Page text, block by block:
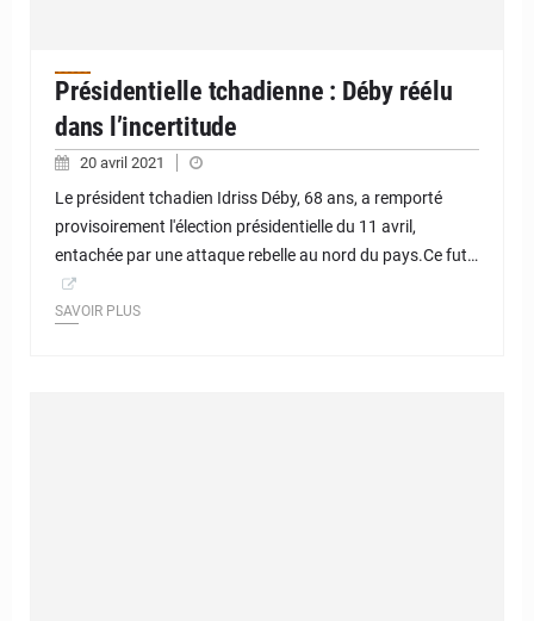
Présidentielle tchadienne : Déby réélu
dans l’incertitude
20 avril 2021
Le président tchadien Idriss Déby, 68 ans, a remporté
provisoirement l'élection présidentielle du 11 avril,
entachée par une attaque rebelle au nord du pays.Ce fut…
SAVOIR PLUS